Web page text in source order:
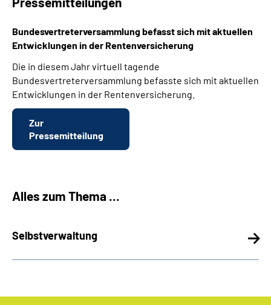
Bundesvertreterversammlung befasst sich mit aktuellen
Entwicklungen in der Rentenversicherung
Die in diesem Jahr virtuell tagende
Bundesvertreterversammlung befasste sich mit aktuellen
Entwicklungen in der Rentenversicherung.
Zur
Pressemitteilung
Alles zum Thema ...
Selbstverwaltung